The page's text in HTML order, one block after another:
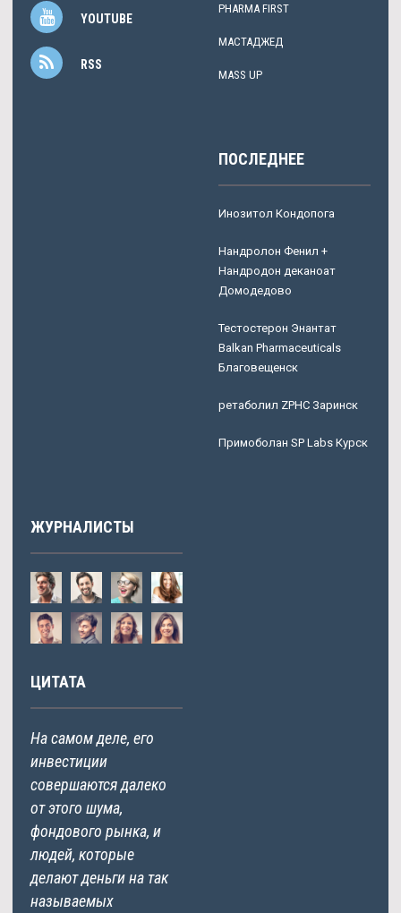
YOUTUBE
RSS
PHARMA FIRST
МАСТАДЖЕД
MASS UP
ПОСЛЕДНЕЕ
Инозитол Кондопога
Нандролон Фенил +
Нандродон деканоат
Домодедово
Тестостерон Энантат
Balkan Pharmaceuticals
Благовещенск
ретаболил ZPHC Заринск
Примоболан SP Labs Курск
ЖУРНАЛИСТЫ
ЦИТАТА
На самом деле, его
инвестиции
совершаются далеко
от этого шума,
фондового рынка, и
людей, которые
делают деньги на так
называемых